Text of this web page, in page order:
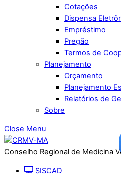
Cotações
Dispensa
Empréstimo
Pregão
Termos de
Planejamento
Orçamento
Planejamento
Relatórios de
Sobre
Close Menu
Conselho Regional de Medicina
SISCAD